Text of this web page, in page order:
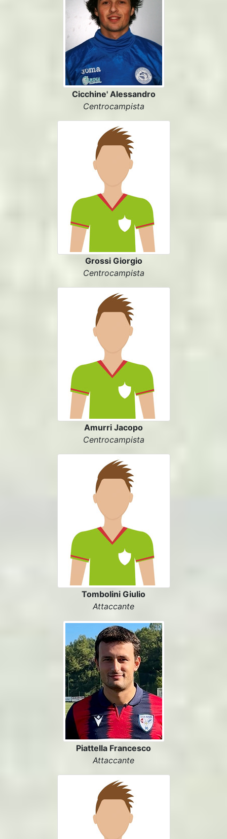
Cicchine' Alessandro
Centrocampista
Grossi Giorgio
Centrocampista
Amurri Jacopo
Centrocampista
Tombolini Giulio
Attaccante
Piattella Francesco
Attaccante